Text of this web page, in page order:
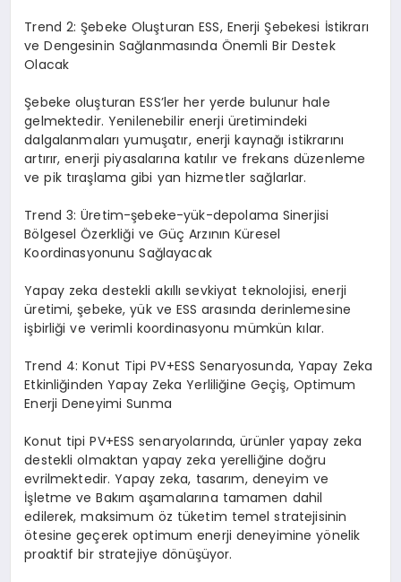
Trend 2: Şebeke Oluşturan ESS, Enerji Şebekesi İstikrarı
ve Dengesinin Sağlanmasında Önemli Bir Destek
Olacak
Şebeke oluşturan ESS’ler her yerde bulunur hale
gelmektedir. Yenilenebilir enerji üretimindeki
dalgalanmaları yumuşatır, enerji kaynağı istikrarını
artırır, enerji piyasalarına katılır ve frekans düzenleme
ve pik tıraşlama gibi yan hizmetler sağlarlar.
Trend 3: Üretim-şebeke-yük-depolama Sinerjisi
Bölgesel Özerkliği ve Güç Arzının Küresel
Koordinasyonunu Sağlayacak
Yapay zeka destekli akıllı sevkiyat teknolojisi, enerji
üretimi, şebeke, yük ve ESS arasında derinlemesine
işbirliği ve verimli koordinasyonu mümkün kılar.
Trend 4: Konut Tipi PV+ESS Senaryosunda, Yapay Zeka
Etkinliğinden Yapay Zeka Yerliliğine Geçiş, Optimum
Enerji Deneyimi Sunma
Konut tipi PV+ESS senaryolarında, ürünler yapay zeka
destekli olmaktan yapay zeka yerelliğine doğru
evrilmektedir. Yapay zeka, tasarım, deneyim ve
İşletme ve Bakım aşamalarına tamamen dahil
edilerek, maksimum öz tüketim temel stratejisinin
ötesine geçerek optimum enerji deneyimine yönelik
proaktif bir stratejiye dönüşüyor.